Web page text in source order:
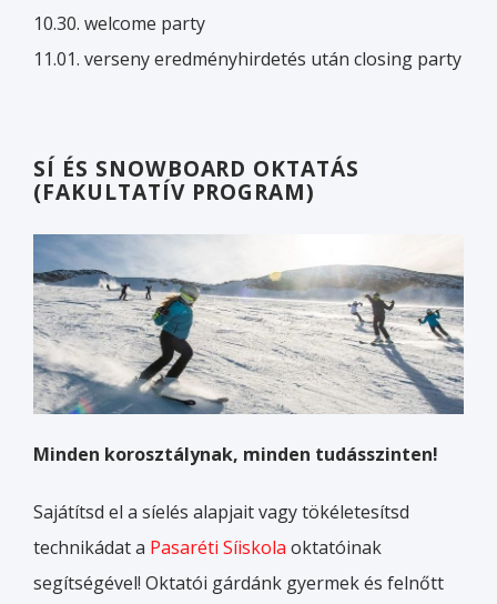
10.30. welcome party
11.01. verseny eredményhirdetés után closing party
SÍ ÉS SNOWBOARD OKTATÁS
(FAKULTATÍV PROGRAM)
Minden korosztálynak, minden tudásszinten!
Sajátítsd el a síelés alapjait vagy tökéletesítsd
technikádat a Pasaréti Síiskola oktatóinak
segítségével! Oktatói gárdánk gyermek és felnőtt